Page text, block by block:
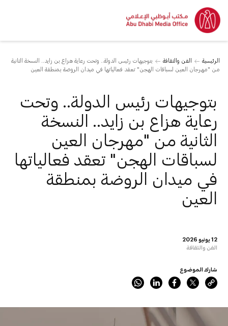
الرئيسية الفن والثقافة
بتوجيهات رئيس الدولة.. وتحت رعاية هزاع بن زايد.. النسخة الثانية
من "مهرجان العين لسباقات الهجن" تعقد فعالياتها في ميدان الروضة بمنطقة العين
12 يونيو 2026
الفن والثقافة
بتوجيهات رئيس الدولة.. وتحت
رعاية هزاع بن زايد.. النسخة
الثانية من "مهرجان العين
لسباقات الهجن" تعقد فعالياتها
في ميدان الروضة بمنطقة
العين
شارك الموضوع